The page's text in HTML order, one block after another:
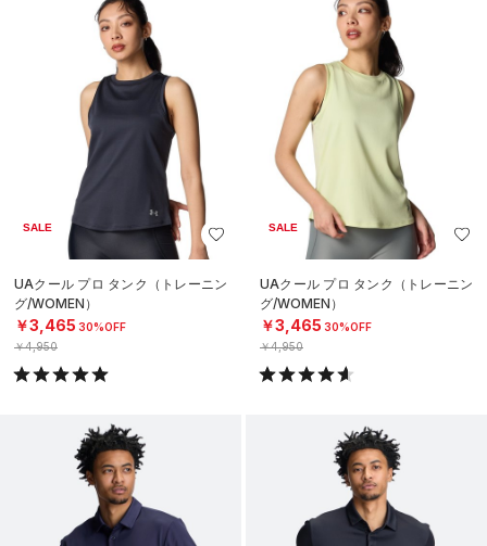
SALE
UAクール プロ タンク（トレーニン
グ/WOMEN）
￥3,465 30%OFF
￥4,950
SALE
UAクール プロ タンク（トレーニン
グ/WOMEN）
￥3,465 30%OFF
￥4,950